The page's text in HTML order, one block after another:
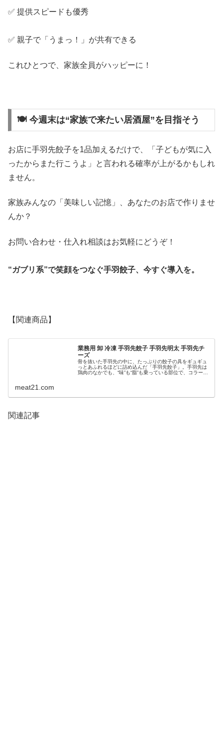
✅ 提供スピードも優秀
✅ 親子で「うまっ！」が共有できる
これひとつで、家族全員がハッピーに！
🍽 今週末は“家族で来たい居酒屋”を目指そう
お店に手羽先餃子を1品加えるだけで、「子どもが気に入
ったからまた行こうよ」と言われる確率が上がるかもしれ
ません。
家族みんなの「美味しい記憶」、あなたのお店で作りませ
んか？
お問い合わせ・仕入れ相談はお気軽にどうぞ！
“ガブリ系”で笑顔をつなぐ手羽餃子、今すぐ導入を。
【関連商品】
業務用 卸 冷凍 手羽先餃子 手羽先明太 手羽先チ
ーズ
骨を抜いた手羽先の中に、たっぷりの餃子の具をギュギュ
っとあふれるほどに詰め込んだ「手羽先餃子」。手羽先は
鶏肉のなかでも、“味”も“脂”も乗っている部位で、コラーゲ
meat21.com
関連記事